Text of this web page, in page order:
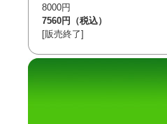
8000円
7560円（税込）
[販売終了]